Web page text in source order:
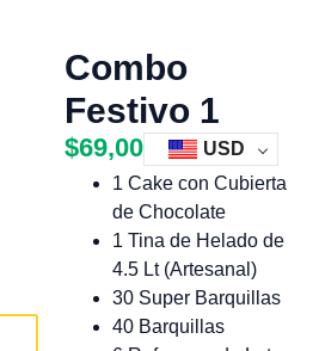
Combo
Festivo 1
$69,00
USD
1 Cake con Cubierta
de Chocolate
1 Tina de Helado de
4.5 Lt (Artesanal)
30 Super Barquillas
40 Barquillas